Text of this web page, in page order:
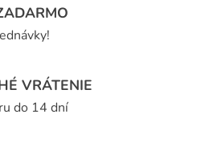
VRÁTENIE
do 14 dní